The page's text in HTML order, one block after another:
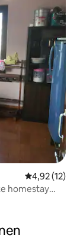
Gemiddelde
4,92 (12)
homestay